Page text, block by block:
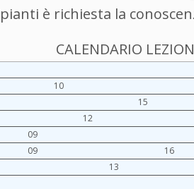
è richiesta la
CALENDARIO
10
15
12
09
09 16
13